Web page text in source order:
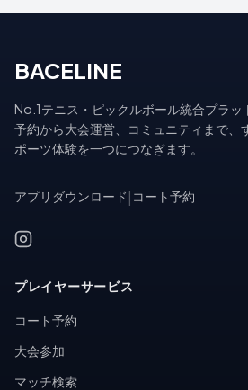
BACELINE
No.1テニス・ピックルボール統合プラッ
予約から大会運営、コミュニティまで、
ポーツ体験を一つにつなぎます。
アプリダウンロード コート予約
プレイヤーサービス
コート予約
大会参加
マッチ検索